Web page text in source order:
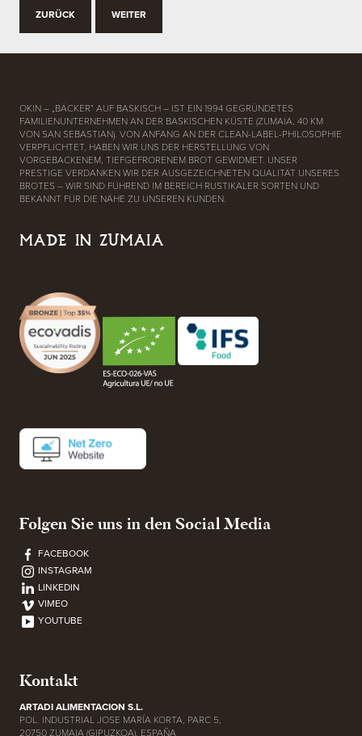
ZURÜCK WEITER
OKIN – „BÄCKER“ AUF BASKISCH – IST EIN 1994 GEGRÜNDETES
FAMILIENUNTERNEHMEN AN DER BASKISCHEN KÜSTE (ZUMAIA, 40 KM
VON SAN SEBASTIAN). VON ANFANG AN DER CLEAN-LABEL-PHILOSOPHIE
VERPFLICHTET, HABEN WIR UNS DER HERSTELLUNG VON
VORGEBACKENEM, TIEFGEFRORENEM BROT GEWIDMET. UNSER
PRESTIGE VERDANKEN WIR DER AUSGEZEICHNETEN QUALITÄT UNSERES
BROTES – WIR SIND FÜHREND IM BEREICH RUSTIKALER SORTEN UND
BEKANNT FÜR DIE NÄHE ZU UNSEREN KUNDEN.
MADE IN ZUMAIA
Folgen Sie uns in den Social Media
FACEBOOK
INSTAGRAM
LINKEDIN
VIMEO
YOUTUBE
Kontakt
ARTADI ALIMENTACION S.L.
POL. INDUSTRIAL JOSE MARÍA KORTA, PARC 5,
20750 ZUMAIA (GIPUZKOA), ESPAÑA